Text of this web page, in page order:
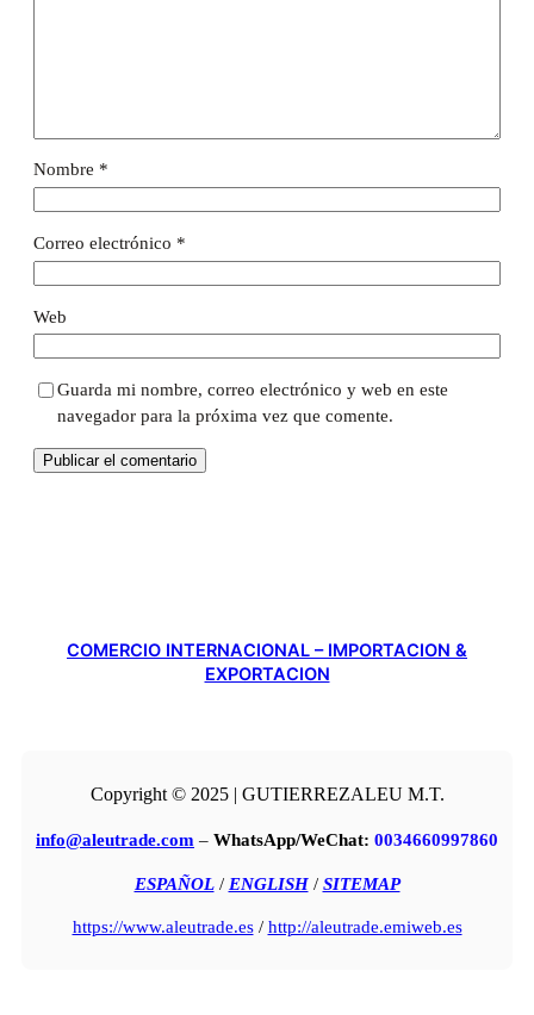
Nombre *
Correo electrónico *
Web
Guarda mi nombre, correo electrónico y web en este
navegador para la próxima vez que comente.
COMERCIO INTERNACIONAL – IMPORTACION &
EXPORTACION
Copyright © 2025 | GUTIERREZALEU M.T.
info@aleutrade.com – WhatsApp/WeChat: 0034660997860
ESPAÑOL/ ENGLISH/ SITEMAP
https://www.aleutrade.es/ http://aleutrade.emiweb.es